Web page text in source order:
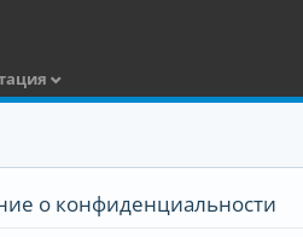
о конфиденциальности